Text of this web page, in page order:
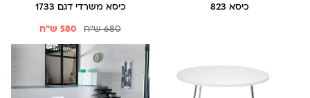
כיסא 823
כיסא משרדי דגם 1733
680 ש"ח 580 ש"ח